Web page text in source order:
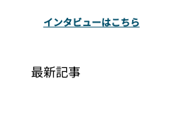
インタビューはこちら
最新記事